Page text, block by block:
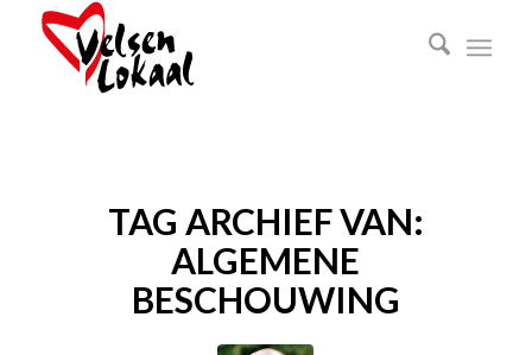
TAG ARCHIEF VAN:
ALGEMENE
BESCHOUWING